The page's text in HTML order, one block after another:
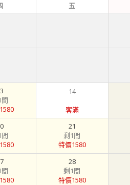
五
14
客滿
21
剩1間
特價1580
28
剩1間
特價1580